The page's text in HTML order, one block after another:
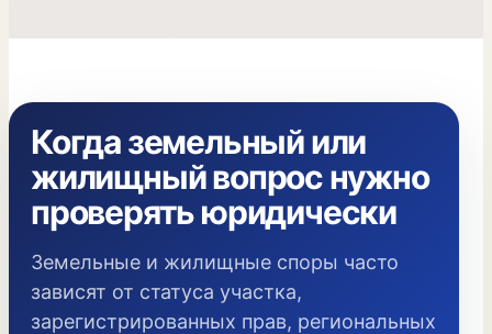
Когда земельный или
жилищный вопрос нужно
проверять юридически
Земельные и жилищные споры часто
зависят от статуса участка,
зарегистрированных прав, региональных